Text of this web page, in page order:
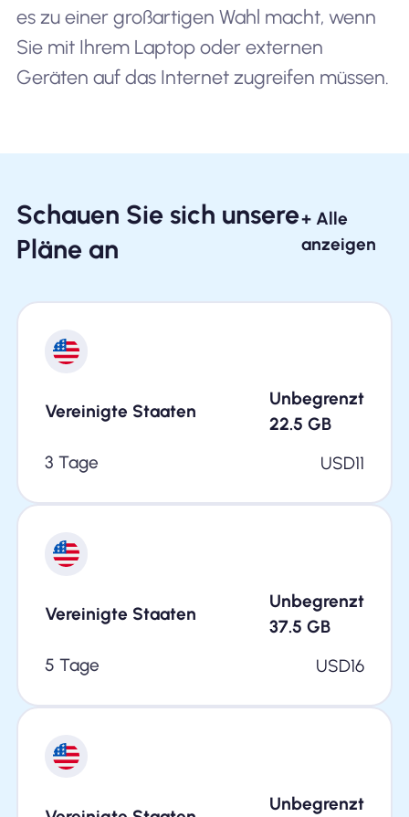
es zu einer großartigen Wahl macht, wenn
Sie mit Ihrem Laptop oder externen
Geräten auf das Internet zugreifen müssen.
Schauen Sie sich unsere
Pläne an
+ Alle
anzeigen
Vereinigte Staaten
Unbegrenzt
22.5 GB
3 Tage
USD11
Vereinigte Staaten
Unbegrenzt
37.5 GB
5 Tage
USD16
Unbegrenzt